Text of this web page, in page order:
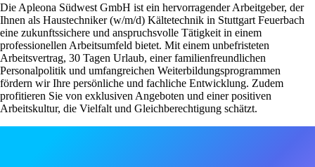
Die Apleona Südwest GmbH ist ein hervorragender Arbeitgeber, der
Ihnen als Haustechniker (w/m/d) Kältetechnik in Stuttgart Feuerbach
eine zukunftssichere und anspruchsvolle Tätigkeit in einem
professionellen Arbeitsumfeld bietet. Mit einem unbefristeten
Arbeitsvertrag, 30 Tagen Urlaub, einer familienfreundlichen
Personalpolitik und umfangreichen Weiterbildungsprogrammen
fördern wir Ihre persönliche und fachliche Entwicklung. Zudem
profitieren Sie von exklusiven Angeboten und einer positiven
Arbeitskultur, die Vielfalt und Gleichberechtigung schätzt.